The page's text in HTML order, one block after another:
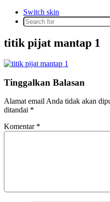
Switch skin
titik pijat mantap 1
Tinggalkan Balasan
Alamat email Anda tidak akan
ditandai *
Komentar *